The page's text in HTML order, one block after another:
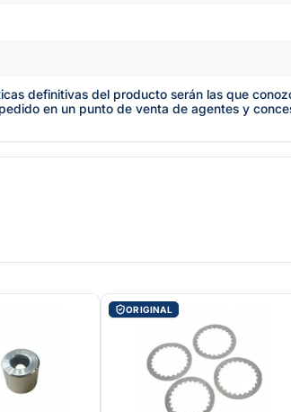
definitivas del producto serán las que
en un punto de venta de agentes y
ORIGINAL